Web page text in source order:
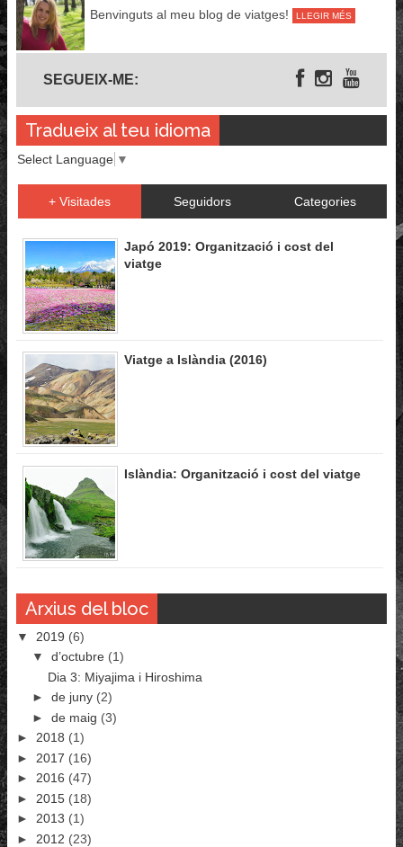
Benvinguts al meu blog de viatges!
LLEGIR MÉS
SEGUEIX-ME:
Tradueix al teu idioma
Select Language ▼
+ Visitades Seguidors Categories
Japó 2019: Organització i cost del
viatge
Viatge a Islàndia (2016)
Islàndia: Organització i cost del viatge
Arxius del bloc
▼ 2019 (6)
▼ d’octubre (1)
Dia 3: Miyajima i Hiroshima
► de juny (2)
► de maig (3)
► 2018 (1)
► 2017 (16)
► 2016 (47)
► 2015 (18)
► 2013 (1)
► 2012 (23)